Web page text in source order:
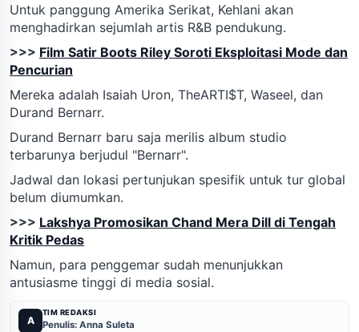
Untuk panggung Amerika Serikat, Kehlani akan
menghadirkan sejumlah artis R&B pendukung.
>>> Film Satir Boots Riley Soroti Eksploitasi Mode dan
Pencurian
Mereka adalah Isaiah Uron, TheARTI$T, Waseel, dan
Durand Bernarr.
Durand Bernarr baru saja merilis album studio
terbarunya berjudul "Bernarr".
Jadwal dan lokasi pertunjukan spesifik untuk tur global
belum diumumkan.
>>> Lakshya Promosikan Chand Mera Dill di Tengah
Kritik Pedas
Namun, para penggemar sudah menunjukkan
antusiasme tinggi di media sosial.
A
TIM REDAKSI
Penulis: Anna Suleta